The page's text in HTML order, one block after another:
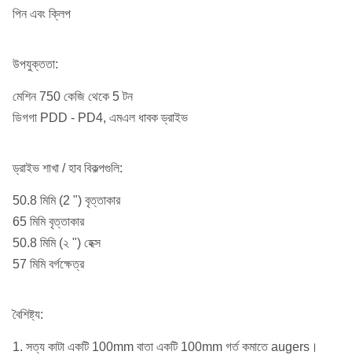
পিন এবং ক্লিপ
উপযুক্ততা:
মেশিন 750 কেজি থেকে 5 টন
ডিগগা PDD - PD4, এমএল ধাবক ড্রাইভ
ড্রাইভ শাখা / হাব বিকল্পগুলি:
50.8 মিমি (2 ") বৃত্তাকার
65 মিমি বৃত্তাকার
50.8 মিমি (২ ") হেক্স
57 মিমি বর্গক্ষেত্র
বৈশিষ্ট্য:
1. সত্য কাটা একটি 100mm বাতা একটি 100mm গর্ত কমাতে augers।